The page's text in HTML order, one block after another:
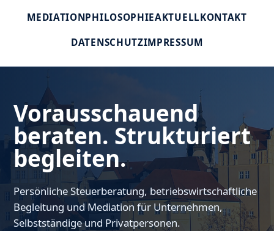
MEDIATIONPHILOSOPHIEAKTUELLKONTAKT
DATENSCHUTZIMPRESSUM
Vorausschauend
beraten. Strukturiert
begleiten.
Persönliche Steuerberatung, betriebswirtschaftliche
Begleitung und Mediation für Unternehmen,
Selbstständige und Privatpersonen.